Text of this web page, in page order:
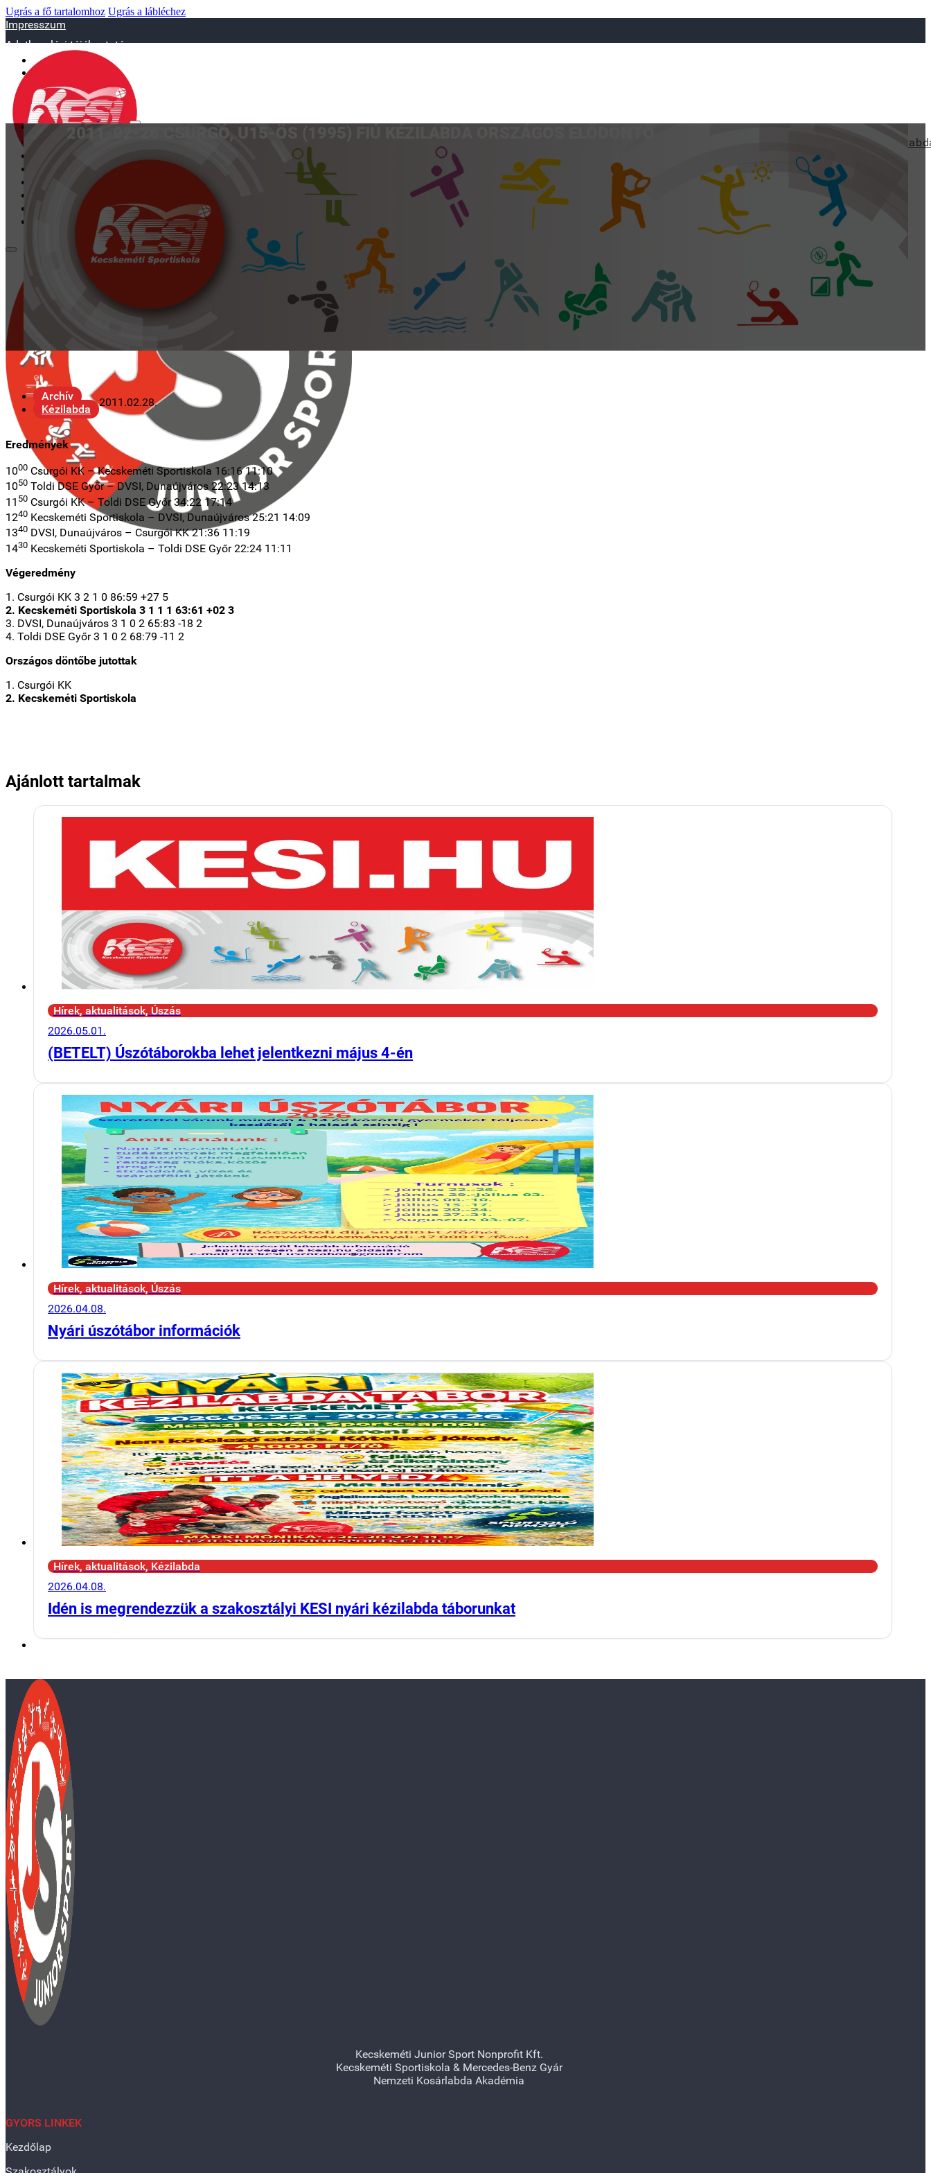
Ugrás a fő tartalomhoz Ugrás a lábléchez
Impresszum
Adatkezelési tájékoztató
sportiskola@juniorsportkft.hu
SZAKOSZTÁLYOK
Asztalitenisz
KAPCSOLAT
2011-02-26 CSURGÓ, U15-ÖS (1995) FIÚ KÉZILABDA ORSZÁGOS ELŐDÖNTŐ
Archív
Kézilabda
2011.02.28.
Eredmények
1000 Csurgói KK – Kecskeméti Sportiskola 16:16 11:10
1050 Toldi DSE Győr – DVSI, Dunaújváros 22:23 14:13
11 50 Csurgói KK – Toldi DSE Győr 34:22 17:14
1240 Kecskeméti Sportiskola – DVSI, Dunaújváros 25:21 14:09
1340 DVSI, Dunaújváros – Csurgói KK 21:36 11:19
1430 Kecskeméti Sportiskola – Toldi DSE Győr 22:24 11:11
Végeredmény
1. Csurgói KK 3 2 1 0 86:59 +27 5
2. Kecskeméti Sportiskola 3 1 1 1 63:61 +02 3
3. DVSI, Dunaújváros 3 1 0 2 65:83 -18 2
4. Toldi DSE Győr 3 1 0 2 68:79 -11 2
Országos döntőbe jutottak
1. Csurgói KK
2. Kecskeméti Sportiskola
Ajánlott tartalmak
Hírek, aktualitások, Úszás
2026.05.01.
(BETELT) Úszótáborokba lehet jelentkezni május 4-én
Hírek, aktualitások, Úszás
2026.04.08.
Nyári úszótábor információk
Hírek, aktualitások, Kézilabda
2026.04.08.
Idén is megrendezzük a szakosztályi KESI nyári kézilabda táborunkat
Kecskeméti Junior Sport Nonprofit Kft.
Kecskeméti Sportiskola & Mercedes-Benz Gyár
Nemzeti Kosárlabda Akadémia
GYORS LINKEK
Kezdőlap